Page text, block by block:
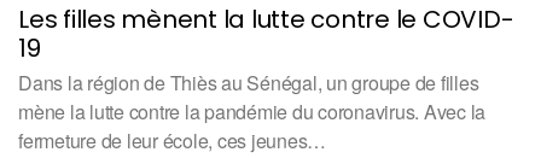
Les filles mènent la lutte contre le COVID-
19
Dans la région de Thiès au Sénégal, un groupe de filles
mène la lutte contre la pandémie du coronavirus. Avec la
fermeture de leur école, ces jeunes…